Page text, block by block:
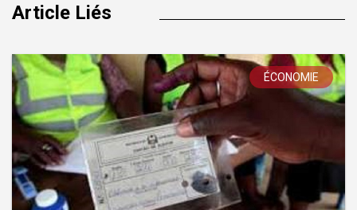
Article Liés
ÉCONOMIE